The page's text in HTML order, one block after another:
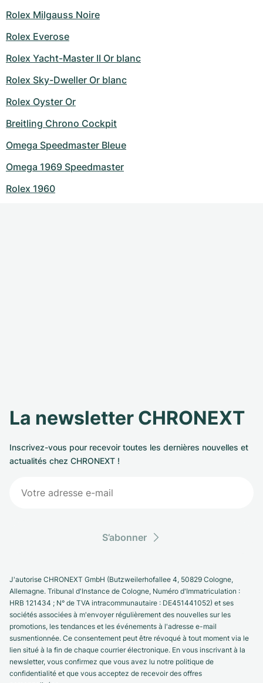
Rolex Milgauss Noire
Rolex Everose
Rolex Yacht-Master II Or blanc
Rolex Sky-Dweller Or blanc
Rolex Oyster Or
Breitling Chrono Cockpit
Omega Speedmaster Bleue
Omega 1969 Speedmaster
Rolex 1960
La newsletter CHRONEXT
Inscrivez-vous pour recevoir toutes les dernières nouvelles et
actualités chez CHRONEXT !
S’abonner
J'autorise CHRONEXT GmbH (Butzweilerhofallee 4, 50829 Cologne,
Allemagne. Tribunal d'Instance de Cologne, Numéro d'Immatriculation :
HRB 121434 ; N° de TVA intracommunautaire : DE451441052) et ses
sociétés associées à m'envoyer régulièrement des nouvelles sur les
promotions, les tendances et les événements à l'adresse e-mail
susmentionnée. Ce consentement peut être révoqué à tout moment via le
lien situé à la fin de chaque courrier électronique. En vous inscrivant à la
newsletter, vous confirmez que vous avez lu notre politique de
confidentialité et que vous acceptez de recevoir des offres